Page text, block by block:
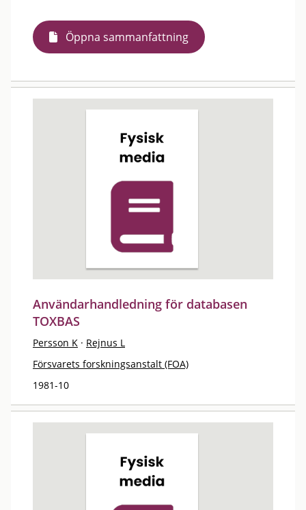
Öppna sammanfattning
Användarhandledning för databasen
TOXBAS
Persson K · Rejnus L
Försvarets forskningsanstalt (FOA)
1981-10